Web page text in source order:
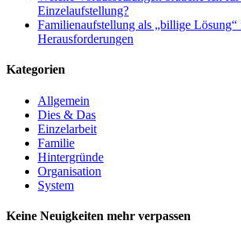
Einzelaufstellung?
Familienaufstellung als „billige Lösung“
Herausforderungen
Kategorien
Allgemein
Dies & Das
Einzelarbeit
Familie
Hintergründe
Organisation
System
Keine Neuigkeiten mehr verpassen